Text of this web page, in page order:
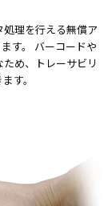
理を行える無償ア
す。 バーコードや
め、トレーサビリ
す。